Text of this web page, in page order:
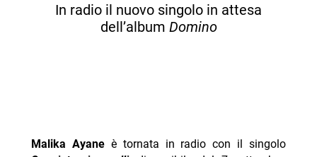
In radio il nuovo singolo in attesa
dell’album Domino
Malika Ayaneè tornata in radio con il singolo